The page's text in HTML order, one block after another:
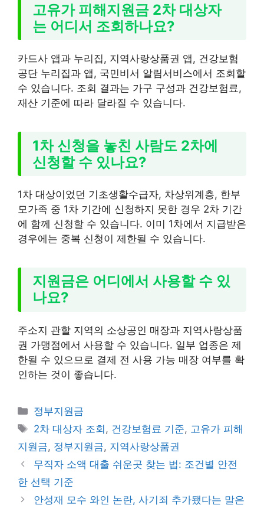
고유가 피해지원금 2차 대상자
는 어디서 조회하나요?
카드사 앱과 누리집, 지역사랑상품권 앱, 건강보험
공단 누리집과 앱, 국민비서 알림서비스에서 조회할
수 있습니다. 조회 결과는 가구 구성과 건강보험료,
재산 기준에 따라 달라질 수 있습니다.
1차 신청을 놓친 사람도 2차에
신청할 수 있나요?
1차 대상이었던 기초생활수급자, 차상위계층, 한부
모가족 중 1차 기간에 신청하지 못한 경우 2차 기간
에 함께 신청할 수 있습니다. 이미 1차에서 지급받은
경우에는 중복 신청이 제한될 수 있습니다.
지원금은 어디에서 사용할 수 있
나요?
주소지 관할 지역의 소상공인 매장과 지역사랑상품
권 가맹점에서 사용할 수 있습니다. 일부 업종은 제
한될 수 있으므로 결제 전 사용 가능 매장 여부를 확
인하는 것이 좋습니다.
카
테
리
정부지원금
태
그
2차 대상자 조회 , 건강보험료 기준, 고유가 피해
지원금, 정부지원금, 지역사랑상품권
무직자 소액 대출 쉬운곳 찾는 법: 조건별 안전
한 선택 기준
안성재 모수 와인 논란, 사기죄 추가됐다는 말은